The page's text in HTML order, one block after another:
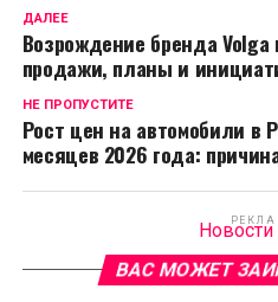
ДАЛЕЕ
Возрождение бренда
продажи, планы и
НЕ ПРОПУСТИТЕ
Рост цен на автомобили в
месяцев 2026 года:
ВАС МОЖЕТ